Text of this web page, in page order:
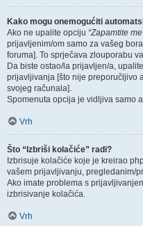
Kako mogu onemogućiti
Ako ne upalite opciju “Zapamtite
prijavljenim/om samo za vašeg
foruma]. To sprječava zlouporabu
Da biste ostao/la prijavljen/a,
prijavljivanja [što nije preporučljivo
svojeg računala].
Spomenuta opcija je vidljiva samo
Vrh
Što “Izbriši kolačiće” radi?
Izbrisuje kolačiće koje je kreirao
vašem prijavljivanju, pregledanim/
Ako imate problema s
izbrisivanje kolačića.
Vrh